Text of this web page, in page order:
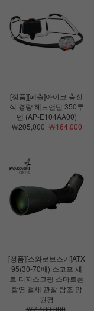
[정품][페츨]아이코 충전
식 경량 헤드랜턴 350루
멘 (AP-E104AA00)
￦205,000￦164,000
[정품][스와로브스키]ATX
95(30-70배) 스코프 세
트 디지스코핑 스마트폰
촬영 철새 관찰 탐조 망
원경
￦7,180,000